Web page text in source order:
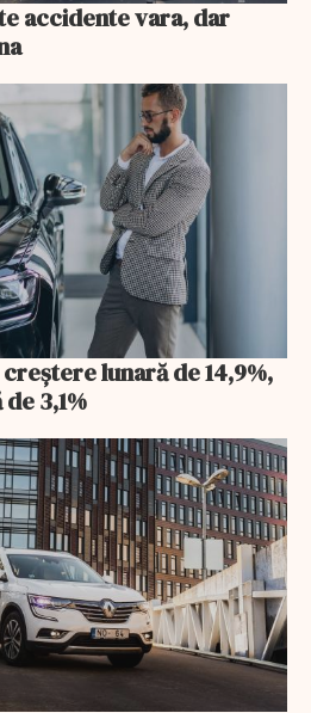
accidente vara, dar
lunară de 14,9%,
3,1%